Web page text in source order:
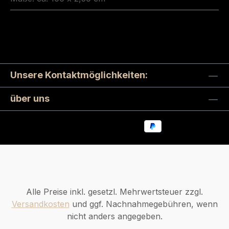
Unsere Kontaktmöglichkeiten:
über uns
Alle Preise inkl. gesetzl. Mehrwertsteuer zzgl.
Versandkosten und ggf. Nachnahmegebühren, wenn
nicht anders angegeben.